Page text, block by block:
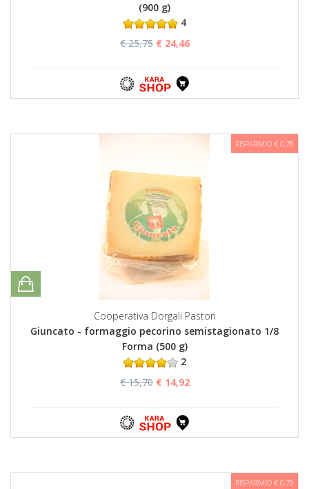
(900 g)
4
€ 25,75 € 24,46
RISPARMIO € 0,78
Cooperativa Dorgali Pastori
Giuncato - formaggio pecorino semistagionato 1/8
Forma (500 g)
2
€ 15,70 € 14,92
RISPARMIO € 0,79